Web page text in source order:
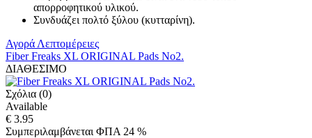
απορροφητικού υλικού.
Συνδυάζει πολτό ξύλου (κυτταρίνη).
Αγορά Λεπτομέρειες
Fiber Freaks XL ORIGINAL Pads No2.
ΔΙΑΘΕΣΙΜΟ
Σχόλια (0)
Available
€ 3.95
Συμπεριλαμβάνεται ΦΠΑ 24 %